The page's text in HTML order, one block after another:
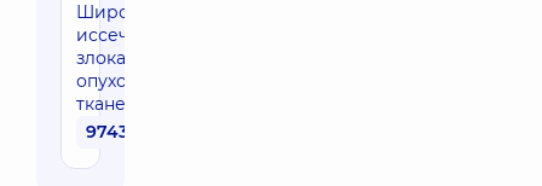
Широкое
иссечение
злокачественной
опухоли мягких
тканей
97430 грн